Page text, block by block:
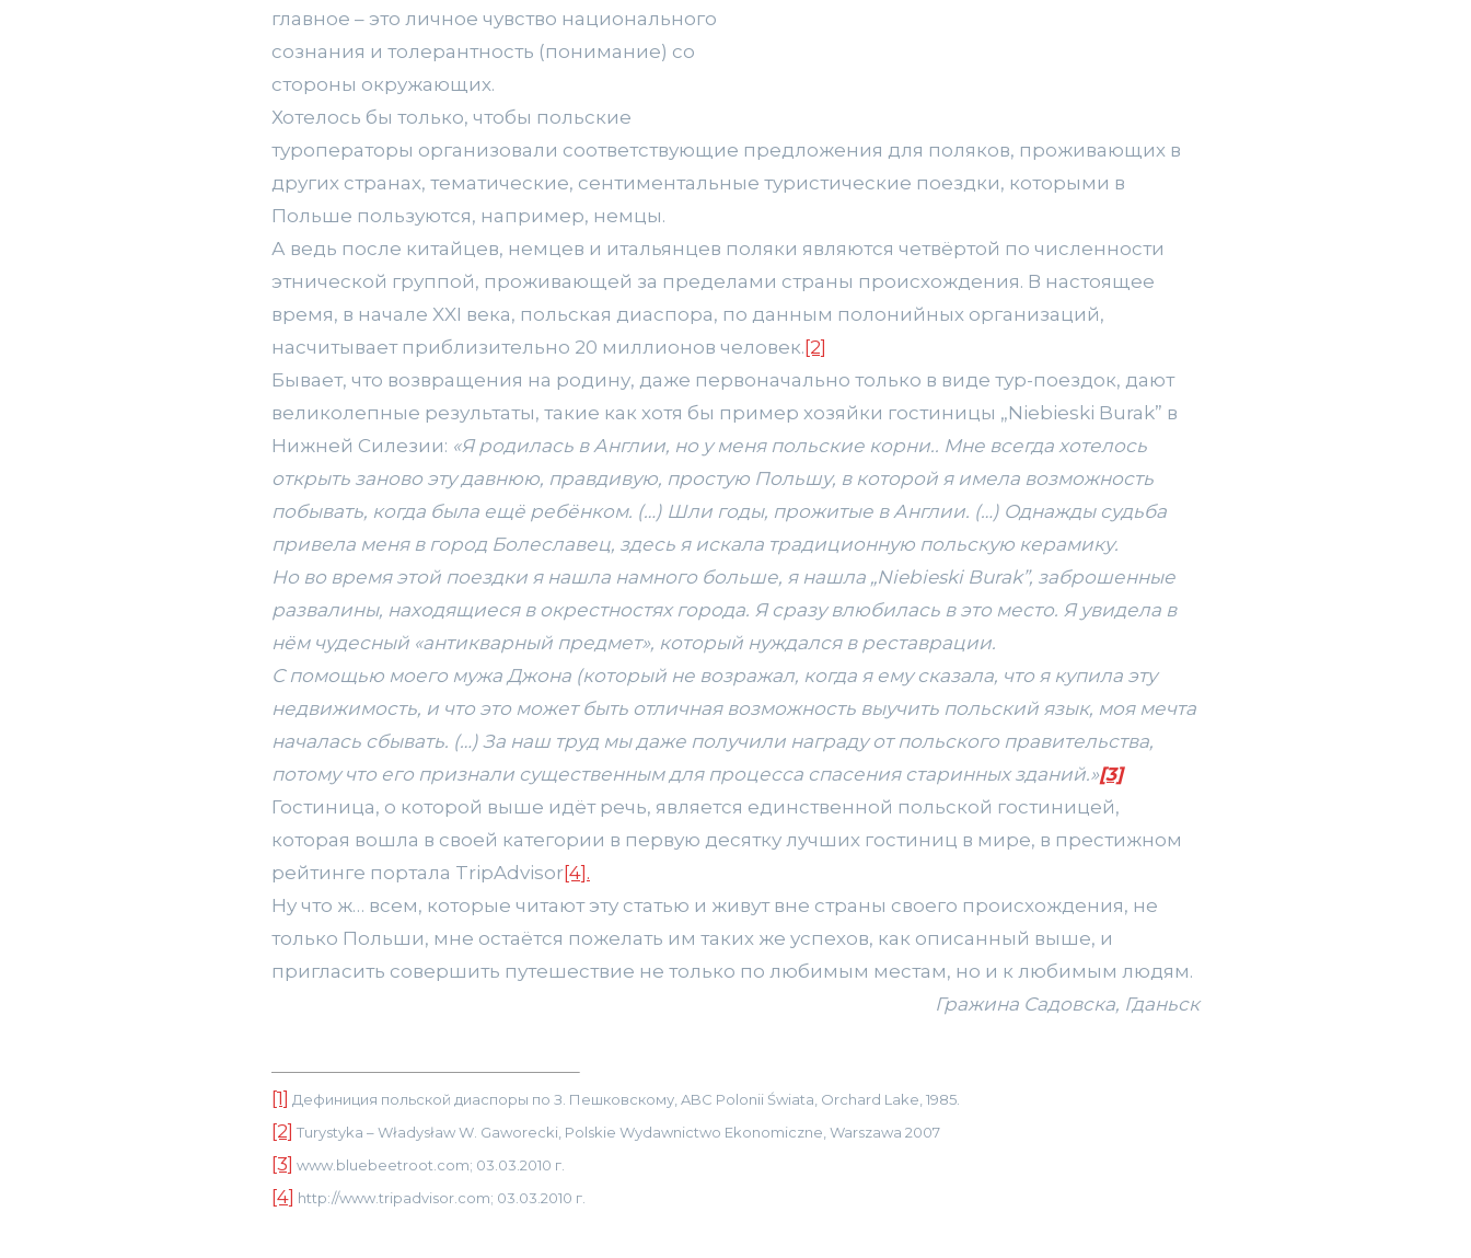
главное – это личное чувство национального
сознания и толерантность (понимание) со
стороны окружающих.
Хотелось бы только, чтобы польские
туроператоры организовали соответствующие предложения для поляков, проживающих в
других странах, тематические, сентиментальные туристические поездки, которыми в
Польше пользуются, например, немцы.
А ведь после китайцев, немцев и итальянцев поляки являются четвёртой по численности
этнической группой, проживающей за пределами страны происхождения. В настоящее
время, в начале XXI века, польская диаспора, по данным полонийных организаций,
насчитывает приблизительно 20 миллионов человек.[2]
Бывает, что возвращения на родину, даже первоначально только в виде тур-поездок, дают
великолепные результаты, такие как хотя бы пример хозяйки гостиницы „Niebieski Burak” в
Нижней Силезии: «Я родилась в Англии, но у меня польские корни.. Мне всегда хотелось
открыть заново эту давнюю, правдивую, простую Польшу, в которой я имела возможность
побывать, когда была ещё ребёнком. (…) Шли годы, прожитые в Англии. (…) Однажды судьба
привела меня в город Болеславец, здесь я искала традиционную польскую керамику.
Но во время этой поездки я нашла намного больше, я нашла „Niebieski Burak”, заброшенные
развалины, находящиеся в окрестностях города. Я сразу влюбилась в это место. Я увидела в
нём чудесный «антикварный предмет», который нуждался в реставрации.
С помощью моего мужа Джона (который не возражал, когда я ему сказала, что я купила эту
недвижимость, и что это может быть отличная возможность выучить польский язык, моя мечта
началась сбывать. (…) За наш труд мы даже получили награду от польского правительства,
потому что его признали существенным для процесса спасения старинных зданий.»[3]
Гостиница, о которой выше идёт речь, является единственной польской гостиницей,
которая вошла в своей категории в первую десятку лучших гостиниц в мире, в престижном
рейтинге портала TripAdvisor[4].
Ну что ж… всем, которые читают эту статью и живут вне страны своего происхождения, не
только Польши, мне остаётся пожелать им таких же успехов, как описанный выше, и
пригласить совершить путешествие не только по любимым местам, но и к любимым людям.
Гражина Садовска, Гданьск
[1] Дефиниция польской диаспоры по З. Пешковскому, ABC Polonii Świata, Orchard Lake, 1985.
[2] Turystyka – Władysław W. Gaworecki, Polskie Wydawnictwo Ekonomiczne, Warszawa 2007
[3] www.bluebeetroot.com; 03.03.2010 г.
[4] http://www.tripadvisor.com; 03.03.2010 г.